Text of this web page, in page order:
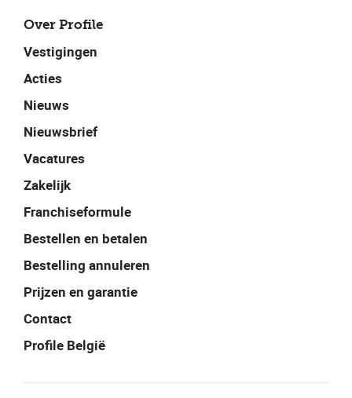
Over Profile
Vestigingen
Acties
Nieuws
Nieuwsbrief
Vacatures
Zakelijk
Franchiseformule
Bestellen en betalen
Bestelling annuleren
Prijzen en garantie
Contact
Profile België